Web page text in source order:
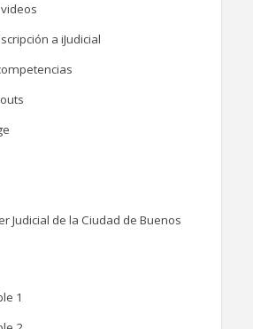
a iJudicial
Judicial de la Ciudad de Buenos
1